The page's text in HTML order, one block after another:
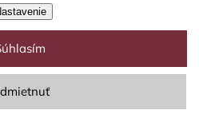
. Všetky práva vyhradené.
cookies
a nakódoval